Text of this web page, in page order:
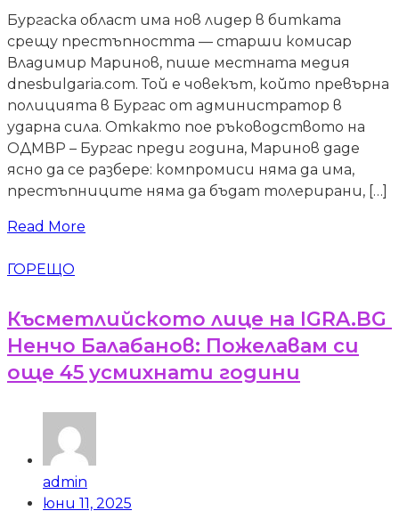
Бургаска област има нов лидер в битката
срещу престъпността — старши комисар
Владимир Маринов, пише местната медия
dnesbulgaria.com. Той е човекът, който превърна
полицията в Бургас от администратор в
ударна сила. Откакто пое ръководството на
ОДМВР – Бургас преди година, Маринов даде
ясно да се разбере: компромиси няма да има,
престъпниците няма да бъдат толерирани, […]
Read More
ГОРЕЩО
Късметлийското лице на IGRA.BG
Ненчо Балабанов: Пожелавам си
още 45 усмихнати години
admin
юни 11, 2025